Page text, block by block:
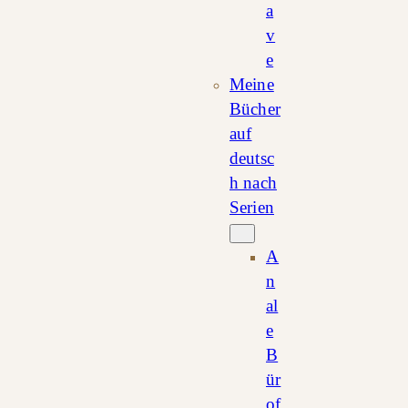
a
v
e
Meine
Bücher
auf
deutsc
h nach
Serien
A
n
al
e
B
ür
of